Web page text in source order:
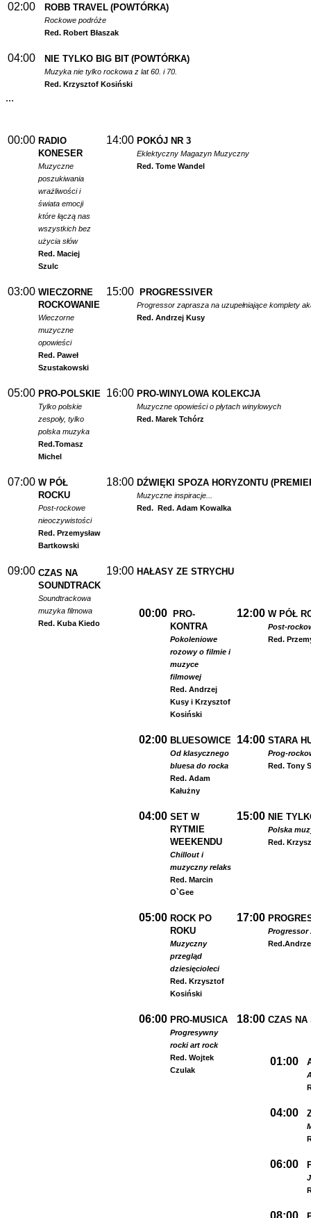
02:00 ROBB TRAVEL (POWTÓRKA)
Rockowe podróże
Red. Robert Błaszak
04:00 NIE TYLKO BIG BIT (POWTÓRKA)
Muzyka nie tylko rockowa z lat 60. i 70.
Red. Krzysztof Kosiński
...
00:00 RADIO
KONESER
Muzyczne
poszukiwania
wrażliwości i
świata emocji
które łączą nas
wszystkich bez
użycia słów
Red. Maciej
Szulc
14:00 POKÓJ NR 3
Eklektyczny Magazyn Muzyczny
Red. Tome Wandel
03:00 WIECZORNE
ROCKOWANIE
Wieczorne
muzyczne
opowieści
Red. Paweł
Szustakowski
15:00 PROGRESSIVER
Progressor zaprasza na uzupełniające komplety
Red. Andrzej Kusy
05:00 PRO-POLSKIE
Tylko polskie
zespoły, tylko
polska muzyka
Red.Tomasz
Michel
16:00 PRO-WINYLOWA KOLEKCJA
Muzyczne opowieści o płytach winylowych
Red. Marek Tchórz
07:00 W PÓŁ
ROCKU
Post-rockowe
nieoczywistości
Red. Przemysław
Bartkowski
18:00 DŹWIĘKI SPOZA HORYZONTU
Muzyczne inspiracje...
Red. Red. Adam Kowalka
09:00 CZAS NA
SOUNDTRACK
Soundtrackowa
muzyka filmowa
Red. Kuba Kiedo
19:00 HAŁASY ZE STRYCHU
00:00
PRO-
KONTRA
Pokoleniowe
rozowy o filmie i
muzyce
filmowej
Red. Andrzej
Kusy i Krzysztof
Kosiński
12:00 W PÓŁ
Post-
Red.
02:00 BLUESOWICE
Od klasycznego
bluesa do rocka
Red. Adam
Kałużny
14:00 STARA
Prog-
Red. Tony
04:00 SET W
RYTMIE
WEEKENDU
Chillout i
muzyczny relaks
Red. Marcin
O`Gee
15:00 NIE
Polska
Red.
05:00 ROCK PO
ROKU
Muzyczny
przegląd
dziesięcioleci
Red. Krzysztof
Kosiński
17:00
Progressor
Red.
06:00 PRO-MUSICA
Progresywny
rocki art rock
Red. Wojtek
Czulak
18:00 CZAS NA
01:00
04:00
06:00
08:00